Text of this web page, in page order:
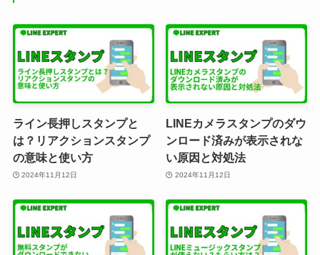
ライン長押しスタンプと
は？リアクションスタンプ
の意味と使い方
2024年11月12日
LINEカメラスタンプのダウ
ンロード済みが表示されな
い原因と対処法
2024年11月12日